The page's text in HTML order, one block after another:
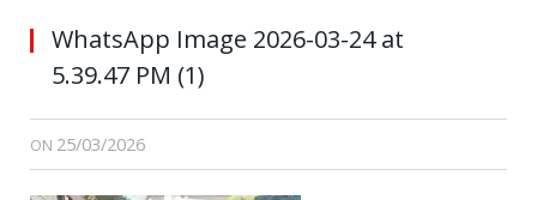
WhatsApp Image 2026-03-24 at
5.39.47 PM (1)
ON 25/03/2026